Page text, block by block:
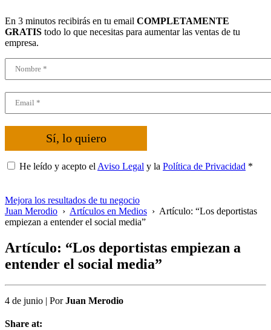
En 3 minutos recibirás en tu email COMPLETAMENTE
GRATIS todo lo que necesitas para aumentar las ventas de tu
empresa.
Sí, lo quiero
He leído y acepto el Aviso Legal y la Política de Privacidad *
Mejora los resultados de tu negocio
Juan Merodio › Artículos en Medios › Artículo: “Los deportistas
empiezan a entender el social media”
Artículo: “Los deportistas empiezan a
entender el social media”
4 de junio | PorJuan Merodio
Share at: